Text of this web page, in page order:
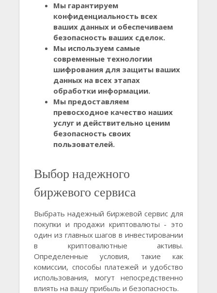
Мы гарантируем
конфиденциальность всех
ваших данных и обеспечиваем
безопасность ваших сделок.
Мы используем самые
современные технологии
шифрования для защиты ваших
данных на всех этапах
обработки информации.
Мы предоставляем
превосходное качество наших
услуг и действительно ценим
безопасность своих
пользователей.
Выбор надежного
биржевого сервиса
Выбрать надежный биржевой сервис для
покупки и продажи криптовалюты - это
один из главных шагов в инвестировании
в криптовалютные активы.
Определенные условия, такие как
комиссии, способы платежей и удобство
использования, могут непосредственно
влиять на вашу прибыль и безопасность.